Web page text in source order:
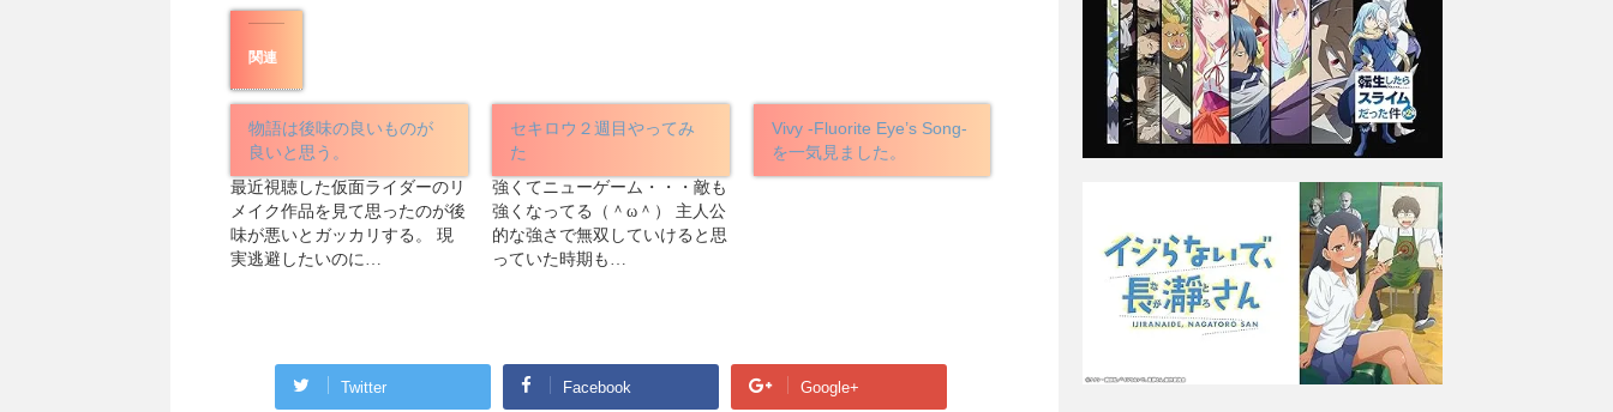
関連
物語は後味の良いものが
良いと思う。
最近視聴した仮面ライダーのリ
メイク作品を見て思ったのが後
味が悪いとガッカリする。 現
実逃避したいのに…
セキロウ２週目やってみ
た
強くてニューゲーム・・・敵も
強くなってる（＾ω＾） 主人公
的な強さで無双していけると思
っていた時期も…
Vivy -Fluorite Eye’s Song-
を一気見ました。
Twitter Facebook Google+